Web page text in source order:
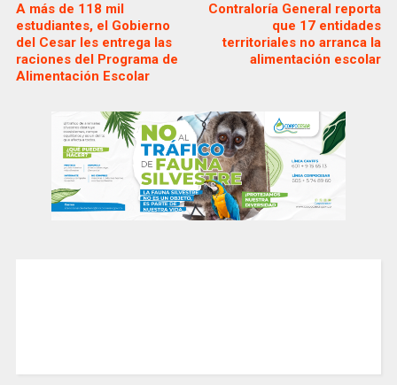
A más de 118 mil
estudiantes, el Gobierno
del Cesar les entrega las
raciones del Programa de
Alimentación Escolar
Contraloría General reporta
que 17 entidades
territoriales no arranca la
alimentación escolar